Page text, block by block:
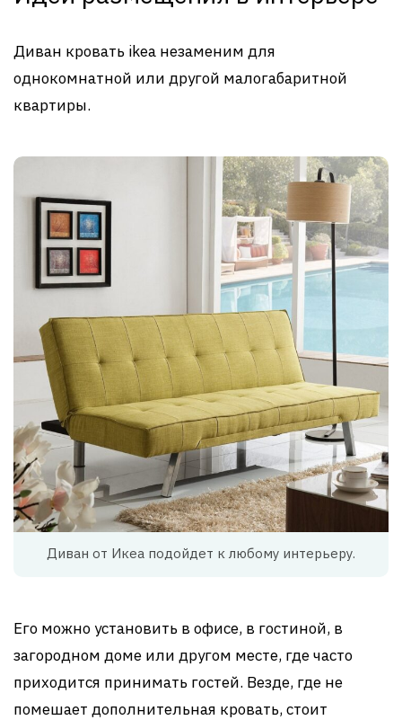
Диван кровать ikea незаменим для
однокомнатной или другой малогабаритной
квартиры.
Диван от Икеа подойдет к любому интерьеру.
Его можно установить в офисе, в гостиной, в
загородном доме или другом месте, где часто
приходится принимать гостей. Везде, где не
помешает дополнительная кровать, стоит